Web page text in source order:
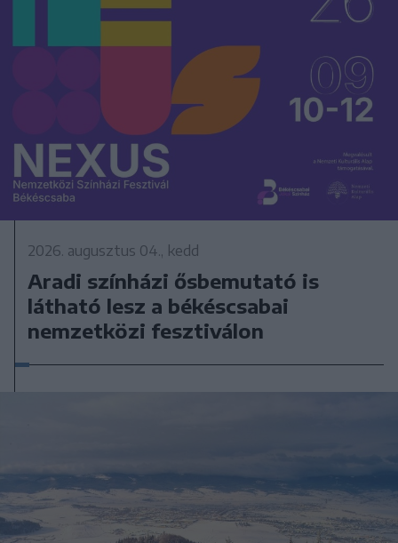
2026. augusztus 04., kedd
Aradi színházi ősbemutató is
látható lesz a békéscsabai
nemzetközi fesztiválon